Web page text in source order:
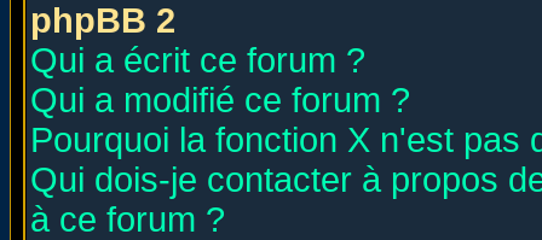
phpBB 2
Qui a écrit ce forum ?
Qui a modifié ce forum ?
Pourquoi la fonction X n'est pas
Qui dois-je contacter à propos
à ce forum ?